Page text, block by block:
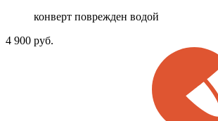
конверт поврежден водой
4 900 руб.